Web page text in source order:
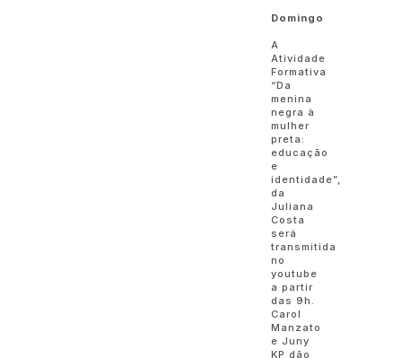
Domingo
A
Atividade
Formativa
“Da
menina
negra à
mulher
preta:
educação
e
identidade”,
da
Juliana
Costa
será
transmitida
no
youtube
a partir
das 9h.
Carol
Manzato
e Juny
KP dão